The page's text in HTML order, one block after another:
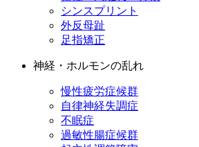
シンスプリント
外反母趾
足指矯正
神経・ホルモンの乱れ
慢性疲労症候群
自律神経失調症
不眠症
過敏性腸症候群